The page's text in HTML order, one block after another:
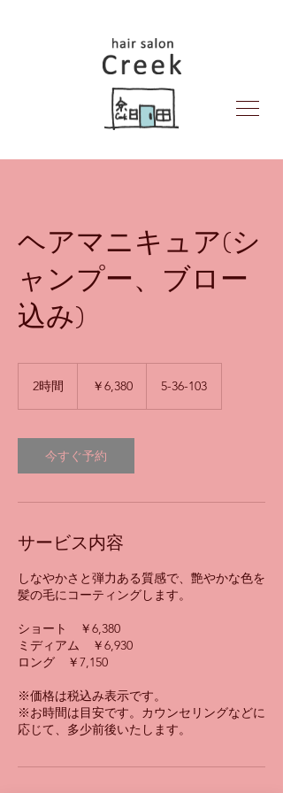
ヘアマニキュア(シ
ャンプー、ブロー
込み)
2時間 ￥6,380 5-36-103
今すぐ予約
サービス内容
しなやかさと弾力ある質感で、艶やかな色を
髪の毛にコーティングします。
ショート ￥6,380
ミディアム ￥6,930
ロング ￥7,150
※価格は税込み表示です。
※お時間は目安です。カウンセリングなどに
応じて、多少前後いたします。